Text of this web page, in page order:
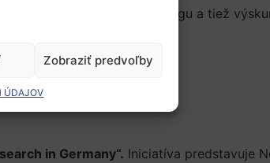
Zobraziť predvoľby
ÚDAJOV
výskumnom marketingu a tiež
in Germany“. Iniciatíva predstavuje